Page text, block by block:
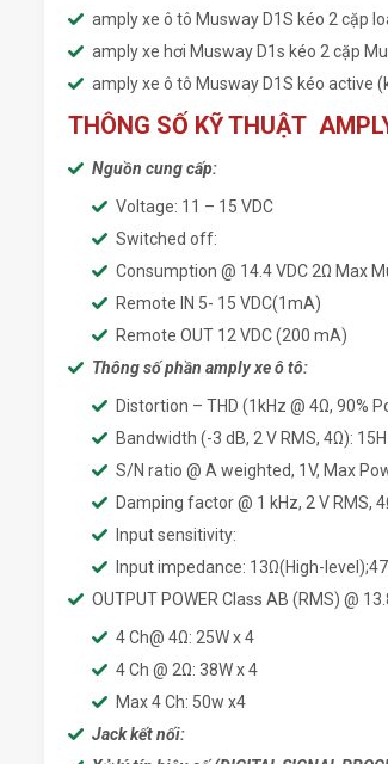
amply xe ô tô Musway D1S kéo 2 cặp
amply xe hơi Musway D1s kéo 2 cặp
amply xe ô tô Musway D1S kéo active
THÔNG SỐ KỸ THUẬT
Nguồn cung cấp:
Voltage: 11 – 15 VDC
Switched off:
Consumption @ 14.4 VDC 2Ω Max
Remote IN 5- 15 VDC(1mA)
Remote OUT 12 VDC (200 mA)
Thông số phần amply xe ô tô:
Distortion – THD (1kHz @ 4Ω, 90%
Bandwidth (-3 dB, 2 V RMS, 4Ω):
S/N ratio @ A weighted, 1V, Max
Damping factor @ 1 kHz, 2 V RMS,
Input sensitivity:
Input impedance: 13Ω(High-
OUTPUT POWER Class AB (RMS) @
4 Ch@ 4Ω: 25W x 4
4 Ch @ 2Ω: 38W x 4
Max 4 Ch: 50w x4
Jack kết nối: